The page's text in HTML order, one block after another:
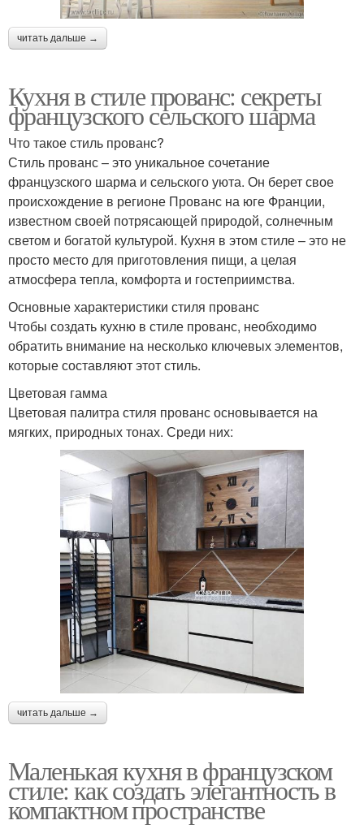
читать дальше →
Кухня в стиле прованс: секреты
французского сельского шарма
Что такое стиль прованс?
Стиль прованс – это уникальное сочетание
французского шарма и сельского уюта. Он берет свое
происхождение в регионе Прованс на юге Франции,
известном своей потрясающей природой, солнечным
светом и богатой культурой. Кухня в этом стиле – это не
просто место для приготовления пищи, а целая
атмосфера тепла, комфорта и гостеприимства.
Основные характеристики стиля прованс
Чтобы создать кухню в стиле прованс, необходимо
обратить внимание на несколько ключевых элементов,
которые составляют этот стиль.
Цветовая гамма
Цветовая палитра стиля прованс основывается на
мягких, природных тонах. Среди них:
читать дальше →
Маленькая кухня в французском
стиле: как создать элегантность в
компактном пространстве